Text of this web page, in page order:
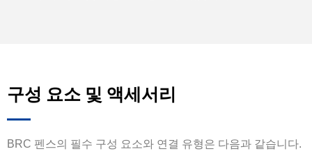
구성 요소 및 액세서리
BRC 펜스의 필수 구성 요소와 연결 유형은 다음과 같습니다.